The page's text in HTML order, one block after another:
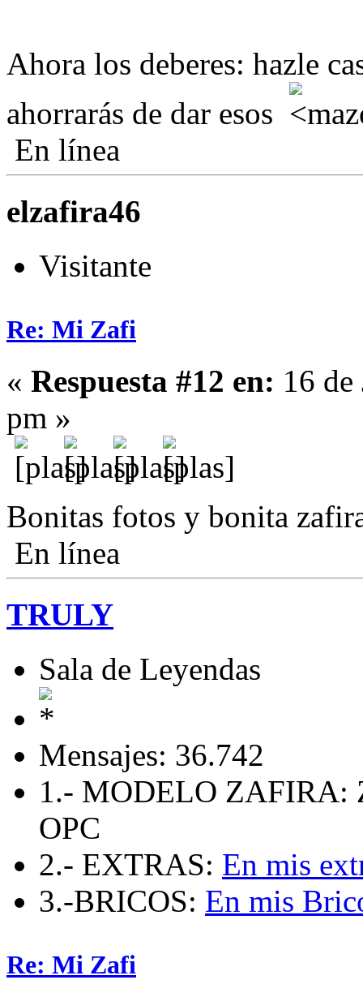
Ahora los deberes: hazle
ahorrarás de dar esos
En línea
elzafira46
Visitante
Re: Mi Zafi
« Respuesta #12 en: 16
pm »
Bonitas fotos y bonita
En línea
TRULY
Sala de Leyendas
Mensajes: 36.742
1.- MODELO ZAFIRA:
OPC
2.- EXTRAS: En mis
3.-BRICOS: En mis
Re: Mi Zafi